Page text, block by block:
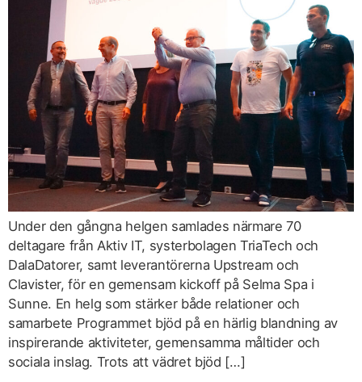
Under den gångna helgen samlades närmare 70
deltagare från Aktiv IT, systerbolagen TriaTech och
DalaDatorer, samt leverantörerna Upstream och
Clavister, för en gemensam kickoff på Selma Spa i
Sunne. En helg som stärker både relationer och
samarbete Programmet bjöd på en härlig blandning av
inspirerande aktiviteter, gemensamma måltider och
sociala inslag. Trots att vädret bjöd […]